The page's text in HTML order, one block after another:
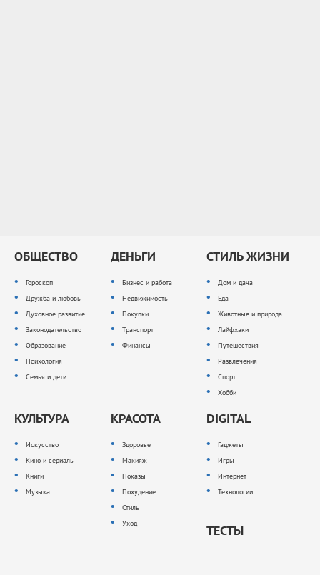
ОБЩЕСТВО
Гороскоп
Дружба и любовь
Духовное развитие
Законодательство
Образование
Психология
Семья и дети
ДЕНЬГИ
Бизнес и работа
Недвижимость
Покупки
Транспорт
Финансы
СТИЛЬ ЖИЗНИ
Дом и дача
Еда
Животные и природа
Лайфхаки
Путешествия
Развлечения
Спорт
Хобби
КУЛЬТУРА
Искусство
Кино и сериалы
Книги
Музыка
КРАСОТА
Здоровье
Макияж
Показы
Похудение
Стиль
Уход
DIGITAL
Гаджеты
Игры
Интернет
Технологии
ТЕСТЫ